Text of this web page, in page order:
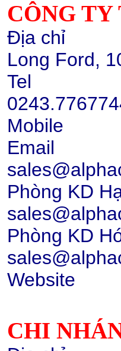
Hạt nhựa PP K8009
Chi tiết Mua hàng
Hạt nhựa PC 2407, 2807, 2858,
trong suốt
Chi tiết Mua hàng
Hạt nhựa PC 2407, 2807
010131 (trắng điện)
CÔNG
Địa chỉ :
Long Ford,
Tel :
Email :
Phòng KD
Phòng
Website
CHI